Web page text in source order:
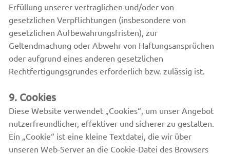
Erfüllung unserer vertraglichen und/oder von
gesetzlichen Verpflichtungen (insbesondere von
gesetzlichen Aufbewahrungsfristen), zur
Geltendmachung oder Abwehr von Haftungsansprüchen
oder aufgrund eines anderen gesetzlichen
Rechtfertigungsgrundes erforderlich bzw. zulässig ist.
9. Cookies
Diese Website verwendet „Cookies“, um unser Angebot
nutzerfreundlicher, effektiver und sicherer zu gestalten.
Ein „Cookie“ ist eine kleine Textdatei, die wir über
unseren Web-Server an die Cookie-Datei des Browsers